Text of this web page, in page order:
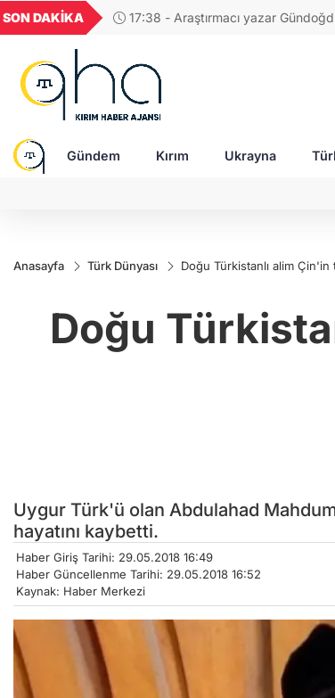
SON DAKİKA
17:58 -
UYU
1,1820
18,1981
16,2306
Gündem Kırım Ukrayna
Anasayfa Türk Dünyası Doğu Türkistanlı alim Çin'in
Doğu
Uygur Türk'ü olan Abdulahad
hayatını kaybetti.
Haber Giriş Tarihi: 29.05.2018 16:49
Haber Güncellenme Tarihi: 29.05.2018 16:52
Kaynak: Haber Merkezi